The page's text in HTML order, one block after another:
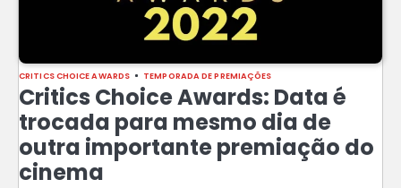
CRITICS CHOICE AWARDS TEMPORADA DE PREMIAÇÕES
Critics Choice Awards: Data é
trocada para mesmo dia de
outra importante premiação do
cinema